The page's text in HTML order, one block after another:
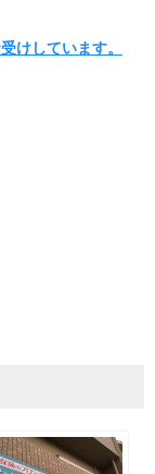
けしています。